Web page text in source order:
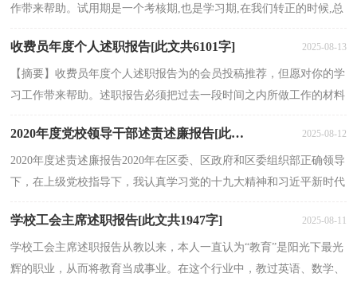
作带来帮助。试用期是一个考核期,也是学习期,在我们转正的时候,总
收费员年度个人述职报告[此文共6101字] 2025-08-13
【摘要】收费员年度个人述职报告为的会员投稿推荐，但愿对你的学
习工作带来帮助。述职报告必须把过去一段时间之内所做工作的材料
2020年度党校领导干部述责述廉报告[此文共1705字] 2025-08-12
2020年度述责述廉报告2020年在区委、区政府和区委组织部正确领导
下，在上级党校指导下，我认真学习党的十九大精神和习近平新时代
学校工会主席述职报告[此文共1947字] 2025-08-11
学校工会主席述职报告从教以来，本人一直认为“教育”是阳光下最光
辉的职业，从而将教育当成事业。在这个行业中，教过英语、数学、